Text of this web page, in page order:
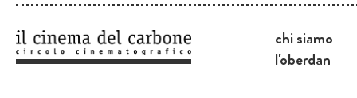
chi siamo
l'oberdan